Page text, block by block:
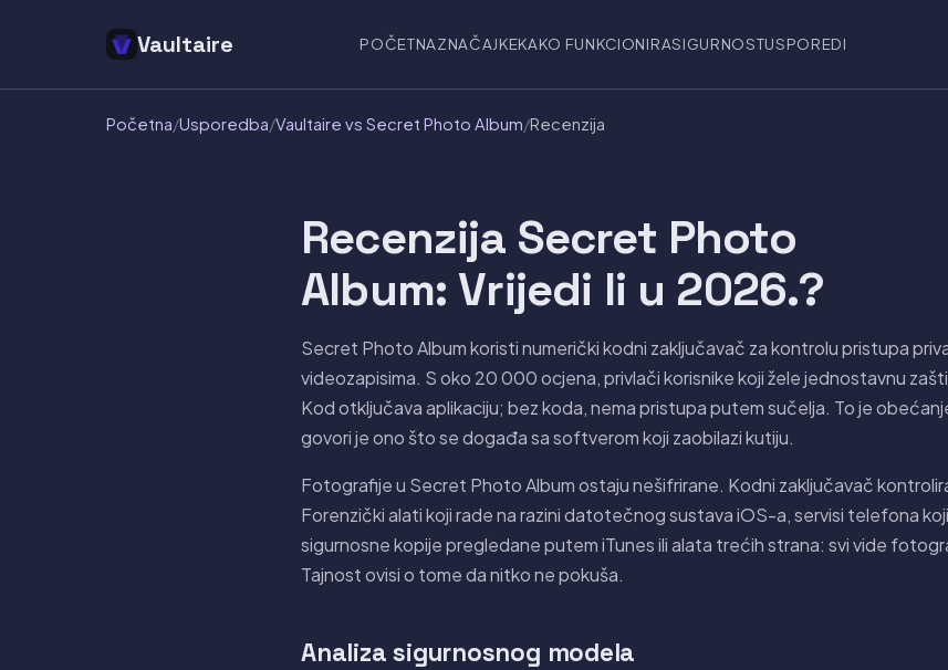
Vaultaire POČETNAZNAČAJKEKAKO FUNKCIONIRASIGURNOSTUSPOREDI
Početna/Usporedba/Vaultaire vs Secret Photo Album/Recenzija
Recenzija Secret Photo
Album: Vrijedi li u 2026.?
Secret Photo Album koristi numerički kodni zaključavač za kontrolu pristupa
videozapisima. S oko 20 000 ocjena, privlači korisnike koji žele jednostavnu
Kod otključava aplikaciju; bez koda, nema pristupa putem sučelja. To je
govori je ono što se događa sa softverom koji zaobilazi kutiju.
Fotografije u Secret Photo Album ostaju nešifrirane. Kodni zaključavač
Forenzički alati koji rade na razini datotečnog sustava iOS-a, servisi telefona
sigurnosne kopije pregledane putem iTunes ili alata trećih strana: svi vide
Tajnost ovisi o tome da nitko ne pokuša.
Analiza sigurnosnog modela